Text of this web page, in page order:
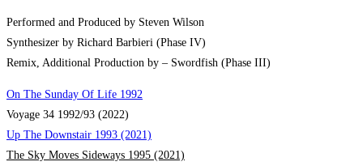
Performed and Produced by Steven Wilson
Synthesizer by Richard Barbieri (Phase IV)
Remix, Additional Production by – Swordfish (Phase III)
On The Sunday Of Life 1992
Voyage 34 1992/93 (2022)
Up The Downstair 1993 (2021)
The Sky Moves Sideways 1995 (2021)